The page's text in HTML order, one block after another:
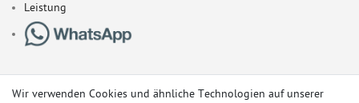
Leistung
Wir verwenden Cookies und ähnliche Technologien auf unserer